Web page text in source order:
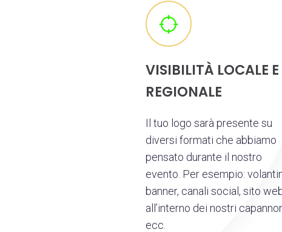
VISIBILITÀ LOCALE E
REGIONALE
Il tuo logo sarà presente su
diversi formati che abbiamo
pensato durante il nostro
evento. Per esempio:
banner, canali social, sito
all’interno dei nostri
ecc.